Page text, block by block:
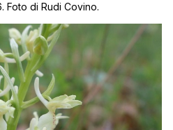
Foto di Rudi Covino.